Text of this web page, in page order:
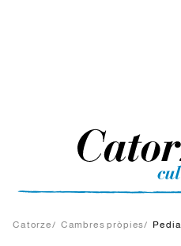
Catorze/ Cambres pròpies/